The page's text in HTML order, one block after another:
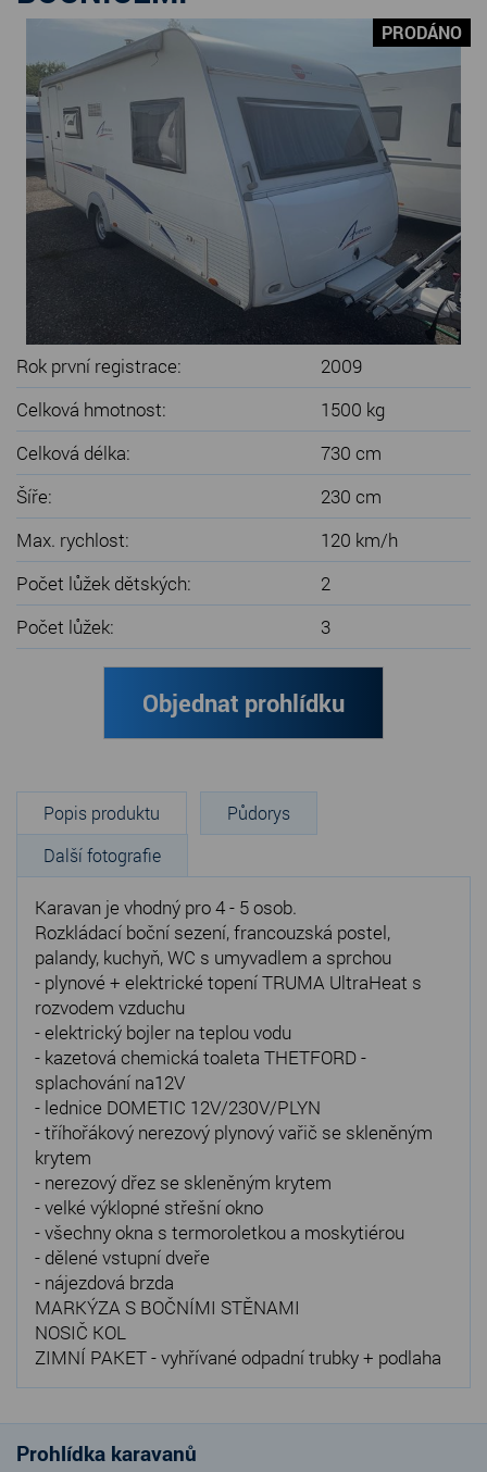
SERVIS KARAVANŮ
PRODÁNO
Rok první registrace:
2009
Celková hmotnost:
1500 kg
Celková délka:
730 cm
Šíře:
230 cm
Max. rychlost:
120 km/h
Počet lůžek dětských:
2
Počet lůžek:
3
Objednat prohlídku
Popis produktu
Půdorys
Další fotografie
Karavan je vhodný pro 4 - 5 osob.
Rozkládací boční sezení, francouzská postel,
palandy, kuchyň, WC s umyvadlem a sprchou
- plynové + elektrické topení TRUMA UltraHeat s
rozvodem vzduchu
- elektrický bojler na teplou vodu
- kazetová chemická toaleta THETFORD -
splachování na12V
- lednice DOMETIC 12V/230V/PLYN
- tříhořákový nerezový plynový vařič se skleněným
krytem
- nerezový dřez se skleněným krytem
- velké výklopné střešní okno
- všechny okna s termoroletkou a moskytiérou
- dělené vstupní dveře
- nájezdová brzda
MARKÝZA S BOČNÍMI STĚNAMI
NOSIČ KOL
ZIMNÍ PAKET - vyhřívané odpadní trubky + podlaha
Prohlídka karavanů